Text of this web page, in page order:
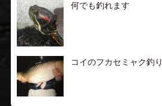
何でも釣れます
コイのフカセミャク釣り